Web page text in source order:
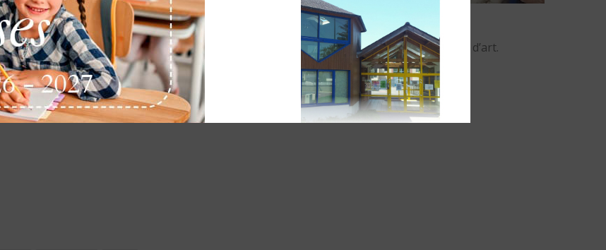
GS CP 100 jours
En GS-CP, nous avons célébré le 100ème Jour
d’Ecole en relevant des défis :
LIRE LA SUITE
Métiers d'arts
Journées européennes des métiers d’art.
LIRE LA SUITE